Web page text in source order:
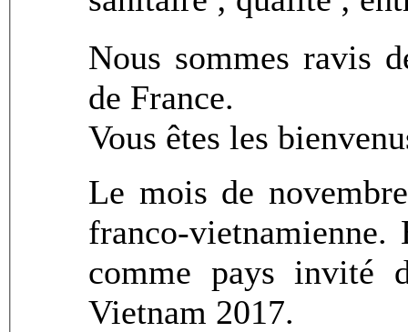
Nous sommes ravis
de France.
Vous êtes les
Le mois de
franco-
comme pays invité
Vietnam 2017.